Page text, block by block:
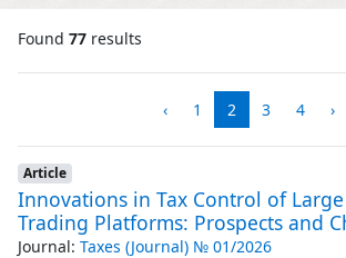
Found 77 results
‹ 1 2 3 4 ›
Article
Innovations in Tax Control of
Trading Platforms: Prospects and
Journal: Taxes (Journal) № 01/2026